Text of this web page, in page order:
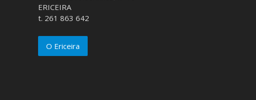
ERICEIRA
t. 261 863 642
O Ericeira